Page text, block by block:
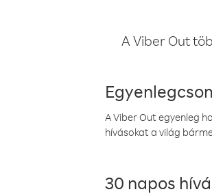
A Viber Out
A Viber Out egyenleg
hívásokat a világ
30 napos